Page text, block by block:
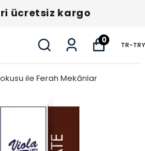
ücretsiz kargo
0
TR-TRY
ile Ferah Mekânlar